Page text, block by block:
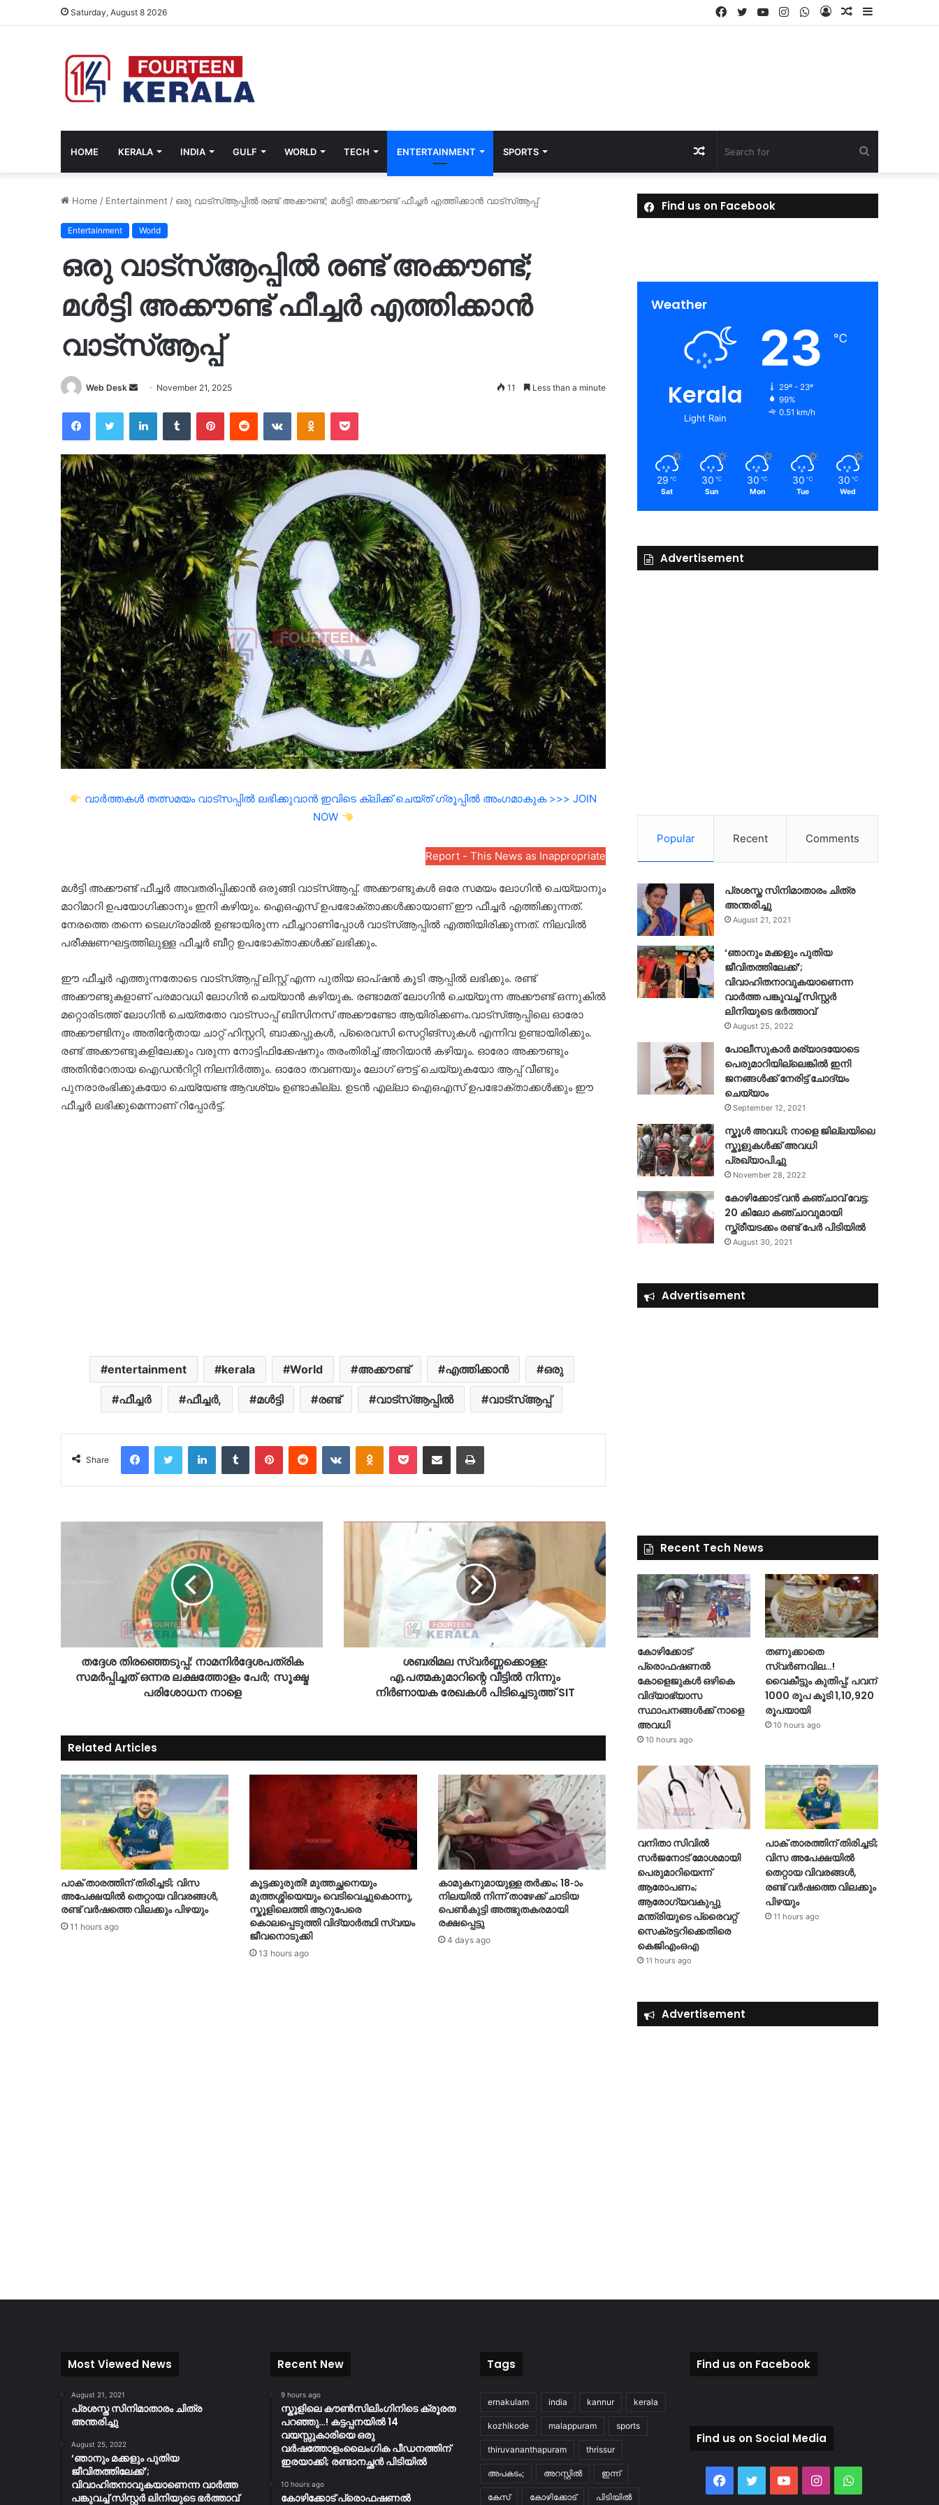
Saturday, August 8 2026 Sidebar
Random
Log
WhatsApp
Instagram
YouTube
Twitter
Facebook
HOME KERALA INDIA GULF WORLD TECH ENTERTAINMENT SPORTS
for
Random
Article
Home / Entertainment / ഒരു വാട്സ്ആപ്പിൽ രണ്ട് അക്കൗണ്ട്; മൾട്ടി അക്കൗണ്ട് ഫീച്ചർ എത്തിക്കാൻ വാട്സ്ആപ്പ്
Entertainment World
ഒരു വാട്സ്ആപ്പിൽ രണ്ട് അക്കൗണ്ട്;
മൾട്ടി അക്കൗണ്ട് ഫീച്ചർ എത്തിക്കാൻ
വാട്സ്ആപ്പ്
Web Desk
Send
email
November 21, 2025 11 Less than a minute
FacebookTwitter LinkedInTumblr PinterestReddit VKontakteOdnoklassniki
Pocket
വാർത്തകൾ തത്സമയം വാട്സപ്പിൽ ലഭിക്കുവാൻ ഇവിടെ ക്ലിക്ക് ചെയ്ത് ഗ്രൂപ്പിൽ അംഗമാകുക >>> JOIN
NOW
Report - This News as Inappropriate
മൾട്ടി അക്കൗണ്ട് ഫീച്ചർ അവതരിപ്പിക്കാൻ‌ ഒരുങ്ങി വാട്സ്ആപ്പ്. അക്കൗണ്ടുകൾ ഒരേ‌ സമയം ലോ​ഗിൻ ചെയ്യാനും
മാറിമാറി ഉപയോ​ഗിക്കാനും ഇനി കഴിയും. ഐഒഎസ് ഉപഭോക്താക്കൾക്കായാണ് ഈ ഫീച്ചർ എത്തിക്കുന്നത്.
നേരത്തെ തന്നെ ടെല​ഗ്രാമിൽ ഉണ്ടായിരുന്ന ഫീച്ചറാണിപ്പോൾ വാട്സ്ആപ്പിൽ എത്തിയിരിക്കുന്നത്. നിലവിൽ
പരീക്ഷണഘട്ടത്തിലുള്ള ഫീച്ചർ ബീറ്റ ഉപഭോക്താക്കൾക്ക് ലഭിക്കും.
ഈ ഫീച്ചർ എത്തുന്നതോടെ വാട്സ്ആപ്പ് ലിസ്റ്റ് എന്ന പുതിയ ഓപ്ഷൻ കൂടി ആപ്പിൽ ലഭിക്കും. രണ്ട്
അക്കൗണ്ടുകളാണ് പരമാവധി ലോ​ഗിൻ ചെയ്യാൻ കഴിയുക. രണ്ടാമത് ലോഗിൻ ചെയ്യുന്ന അക്കൗണ്ട് ഒന്നുകിൽ
മറ്റൊരിടത്ത് ലോഗിൻ ചെയ്തതോ വാട്‌സാപ്പ് ബിസിനസ് അക്കൗണ്ടോ ആയിരിക്കണം.വാട്‌സ്ആപ്പിലെ ഓരോ
അക്കൗണ്ടിനും അതിന്റേതായ ചാറ്റ് ഹിസ്റ്ററി, ബാക്കപ്പുകൾ, പ്രൈവസി സെറ്റിങ്‌സുകൾ എന്നിവ ഉണ്ടായിരിക്കും.
രണ്ട് അക്കൗണ്ടുകളിലേക്കും വരുന്ന നോട്ടിഫിക്കേഷനും തരംതിരിച്ച് അറിയാൻ കഴിയും. ഓരോ അക്കൗണ്ടും
അതിൻറേതായ ഐഡൻറിറ്റി നിലനിർത്തും. ഓരോ തവണയും ലോഗ് ഔട്ട് ചെയ്യുകയോ ആപ്പ് വീണ്ടും
പുനരാരംഭിക്കുകയോ ചെയ്യേണ്ട ആവശ്യം ഉണ്ടാകില്ല. ഉടൻ എല്ലാ ഐഒഎസ് ഉപഭോക്താക്കൾക്കും ഈ
ഫീച്ചർ ലഭിക്കുമെന്നാണ് റിപ്പോർട്ട്.
entertainment kerala World അക്കൗണ്ട് എത്തിക്കാൻ ഒരു
ഫീച്ചര്‍ ഫീച്ചര്‍, മള്‍ട്ടി രണ്ട് വാട്സ്ആപ്പിൽ വാട്സ്ആപ്പ്
Share
FacebookTwitter LinkedInTumblr PinterestReddit VKontakteOdnoklassniki
Pocket Share via Email Print
തദ്ദേശ തിരഞ്ഞെടുപ്പ്: നാമനിർദ്ദേശപത്രിക
സമർപ്പിച്ചത് ഒന്നര ലക്ഷത്തോളം പേർ; സൂക്ഷ്മ
പരിശോധന നാളെ
ശബരിമല സ്വർണ്ണക്കൊള്ള:
എ.പത്മകുമാറിന്റെ വീട്ടിൽ നിന്നും
നിർണായക രേഖകൾ പിടിച്ചെടുത്ത് SIT
Related Articles
പാക് താരത്തിന് തിരിച്ചടി; വിസ
അപേക്ഷയിൽ തെറ്റായ വിവരങ്ങൾ,
രണ്ട് വർഷത്തെ വിലക്കും പിഴയും
11 hours ago
കൂട്ടക്കുരുതി! മുത്തച്ഛനെയും
മുത്തശ്ശിയെയും വെടിവെച്ചുകൊന്നു,
സ്കൂളിലെത്തി ആറുപേരെ
കൊലപ്പെടുത്തി വിദ്യാ‍ർത്ഥി സ്വയം
ജീവനൊടുക്കി
13 hours ago
കാമുകനുമായുള്ള തർക്കം; 18-ാം
നിലയിൽ നിന്ന് താഴേക്ക് ചാടിയ
പെൺകുട്ടി അത്ഭുതകരമായി
രക്ഷപ്പെട്ടു
4 days ago
Find us on Facebook
Weather
Kerala
Light Rain
23 ℃
29º - 23º
99%
0.51 km/h
29 ℃
Sat
30 ℃
Sun
30 ℃
Mon
30 ℃
Tue
30 ℃
Wed
Advertisement
Popular Recent Comments
പ്രശസ്ത സിനിമാതാരം ചിത്ര
അന്തരിച്ചു
August 21, 2021
‘ഞാനും മക്കളും പുതിയ
ജീവിതത്തിലേക്ക്’;
വിവാഹിതനാവുകയാണെന്ന
വാർത്ത പങ്കുവച്ച് സിസ്റ്റർ
ലിനിയുടെ ഭർത്താവ്
August 25, 2022
പോലീസുകാര്‍ മര്യാദയോടെ
പെരുമാറിയില്ലെങ്കില്‍ ഇനി
ജനങ്ങള്‍ക്ക് നേരിട്ട് ചോദ്യം
ചെയ്യാം
September 12, 2021
സ്കൂൾ അവധി; നാളെ ജില്ലയിലെ
സ്കൂളുകൾക്ക് അവധി
പ്രഖ്യാപിച്ചു
November 28, 2022
കോഴിക്കോട് വൻ കഞ്ചാവ് വേട്ട:
20 കിലോ കഞ്ചാവുമായി
സ്ത്രീയടക്കം രണ്ട് പേർ പിടിയിൽ
August 30, 2021
Advertisement
Recent Tech News
കോഴിക്കോട്
പ്രൊഫഷണൽ
കോളെജുകൾ ഒഴികെ
വിദ്യാഭ്യാസ
സ്ഥാപനങ്ങൾക്ക് നാളെ
അവധി
10 hours ago
തണുക്കാതെ
സ്വർണവില…!
വൈകീട്ടും കുതിപ്പ്; പവന്
1000 രൂപ കൂടി 1,10,920
രൂപയായി
10 hours ago
വനിതാ സിവിൽ
സർജനോട് മോശമായി
പെരുമാറിയെന്ന്
ആരോപണം;
ആരോഗ്യവകുപ്പു
മന്ത്രിയുടെ പ്രൈവറ്റ്
സെക്രട്ടറിക്കെതിരെ
കെജിഎംഒഎ
11 hours ago
പാക് താരത്തിന് തിരിച്ചടി;
വിസ അപേക്ഷയിൽ
തെറ്റായ വിവരങ്ങൾ,
രണ്ട് വർഷത്തെ വിലക്കും
പിഴയും
11 hours ago
Advertisement
Most Viewed News
August 21, 2021
പ്രശസ്ത സിനിമാതാരം ചിത്ര
അന്തരിച്ചു
August 25, 2022
‘ഞാനും മക്കളും പുതിയ
ജീവിതത്തിലേക്ക്’;
വിവാഹിതനാവുകയാണെന്ന വാർത്ത
പങ്കുവച്ച് സിസ്റ്റർ ലിനിയുടെ ഭർത്താവ്
Recent New
9 hours ago
സ്കൂളിലെ കൗൺസിലിംഗിനിടെ ക്രൂരത
പറഞ്ഞു…! കട്ടപ്പനയിൽ 14
വയസ്സുകാരിയെ ഒരു
വർഷത്തോളംലൈംഗിക പീഡനത്തിന്
ഇരയാക്കി; രണ്ടാനച്ഛൻ പിടിയിൽ
10 hours ago
കോഴിക്കോട് പ്രൊഫഷണൽ
Tags
ernakulam india kannur kerala
kozhikode malappuram sports
thiruvananthapuram thrissur
അപകടം; അറസ്റ്റിൽ ഇന്ന്
കേസ് കോഴിക്കോട് പിടിയിൽ
Find us on Facebook
Find us on Social Media
Facebook
TwitterYouTubeInstagramWhatsApp